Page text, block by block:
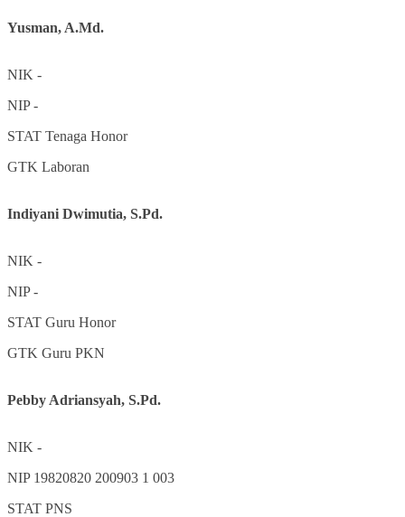
Yusman, A.Md.
NIK -
NIP-
STAT Tenaga Honor
GTK Laboran
Indiyani Dwimutia, S.Pd.
NIK -
NIP-
STAT Guru Honor
GTK Guru PKN
Pebby Adriansyah, S.Pd.
NIK -
NIP 19820820 200903 1 003
STAT PNS